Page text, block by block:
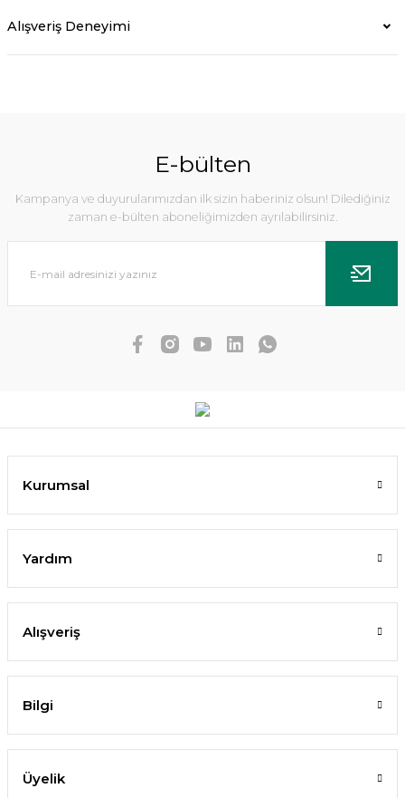
Alışveriş Deneyimi
E-bülten
Kampanya ve duyurularımızdan ilk sizin haberiniz olsun! Dilediğiniz
zaman e-bülten aboneliğimizden ayrılabilirsiniz.
Kurumsal
Yardım
Alışveriş
Bilgi
Üyelik